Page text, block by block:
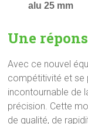
alu 25 mm
Une
Avec ce nouvel
compétitivité et se
incontournable de
précision. Cette
de qualité, de